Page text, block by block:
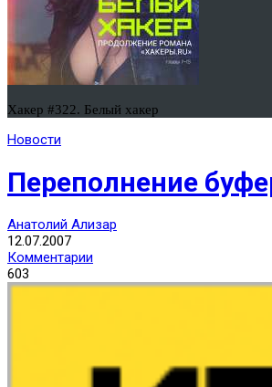
Хакер #322. Белый хакер
Новости
Переполнение
Анатолий Ализар
12.07.2007
Комментарии
603